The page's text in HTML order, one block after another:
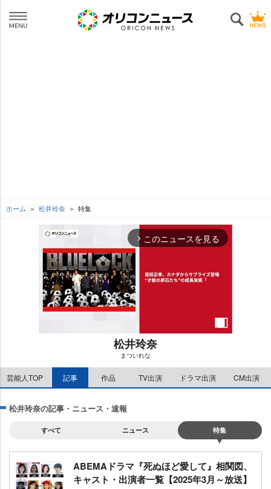
ホーム 松井玲奈 特集
arrow_forward_ios このニュースを見る
M
u
t
松井玲奈
まついれな
芸能人TOP 記事 作品 TV出演 ドラマ出演 CM出演
松井玲奈の記事・ニュース・速報
すべて ニュース 特集
ABEMAドラマ『死ぬほど愛して』相関図、
キャスト・出演者一覧【2025年3月～放送】